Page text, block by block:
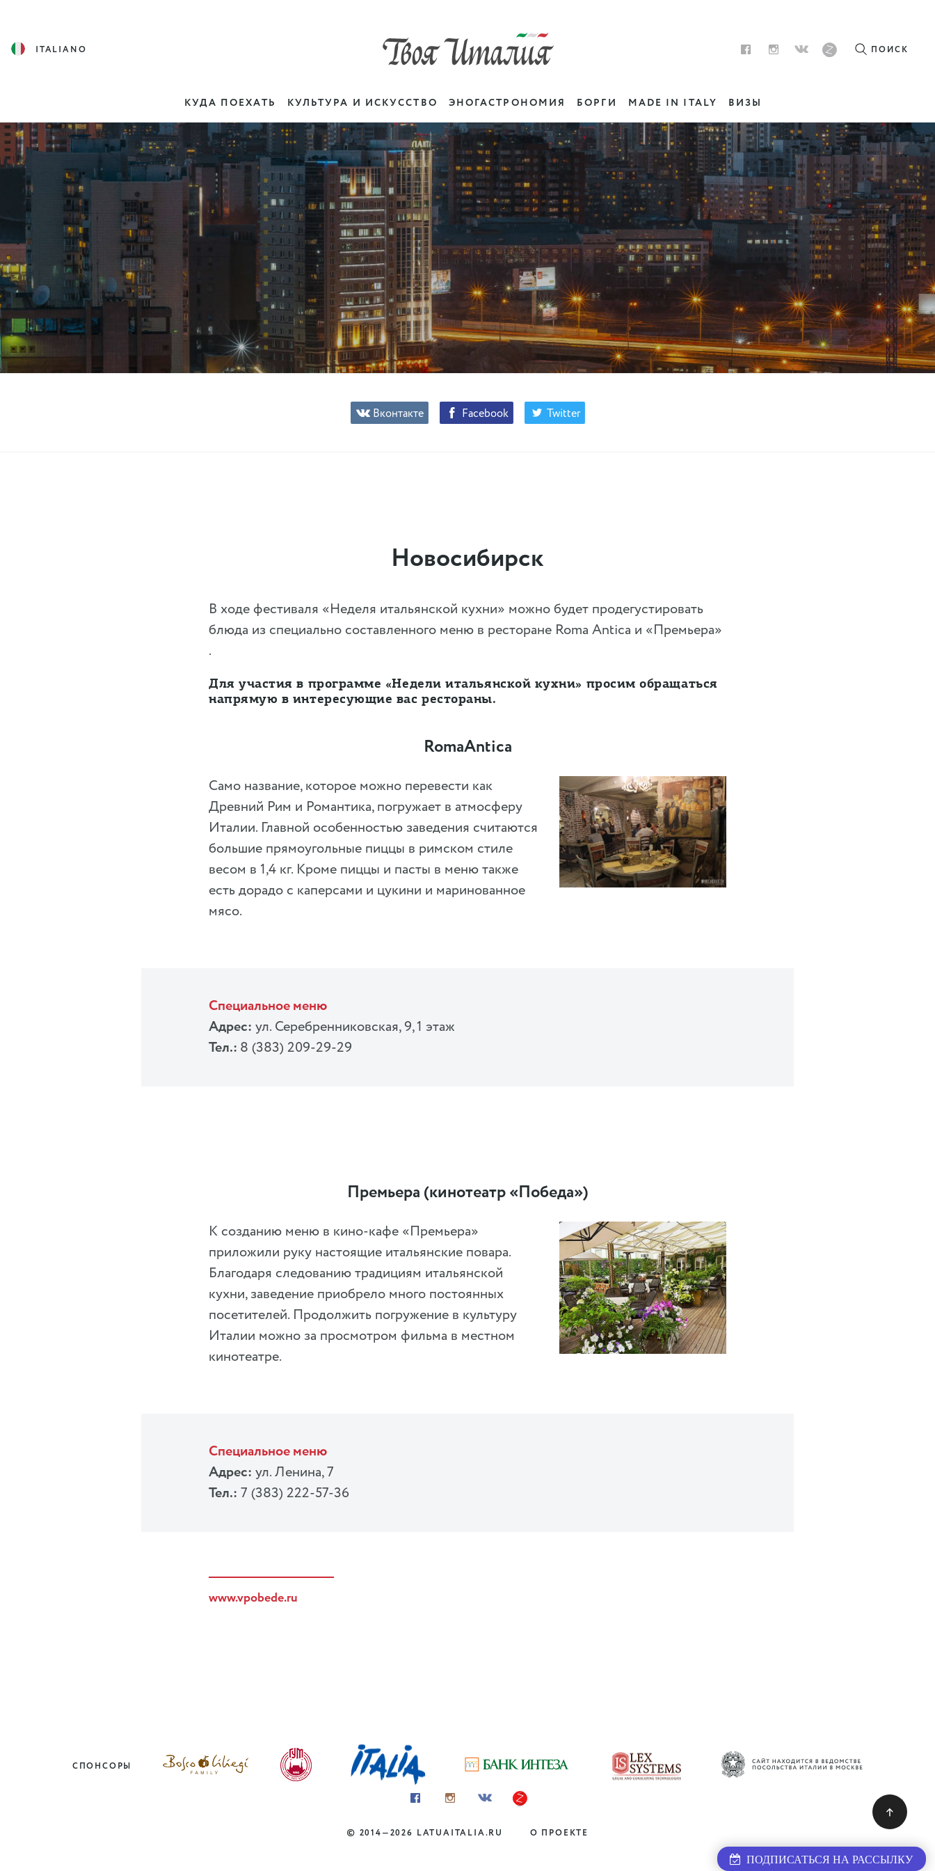
ITALIANO ПОИСК
КУДА ПОЕХАТЬ КУЛЬТУРА И ИСКУССТВО ЭНОГАСТРОНОМИЯ БОРГИ MADE IN ITALY ВИЗЫ
Новосибирск
Вконтакте Facebook Twitter
Новосибирск
В ходе фестиваля «Неделя итальянской кухни» можно будет продегустировать
блюда из специально составленного меню в ресторане Roma Antica и «Премьера»
.
Для участия в программе «Недели итальянской кухни» просим обращаться
напрямую в интересующие вас рестораны.
RomaAntica
Само название, которое можно перевести как
Древний Рим и Романтика, погружает в атмосферу
Италии. Главной особенностью заведения считаются
большие прямоугольные пиццы в римском стиле
весом в 1,4 кг. Кроме пиццы и пасты в меню также
есть дорадо с каперсами и цукини и маринованное
мясо.
Специальное меню
Адрес: ул. Серебренниковская, 9, 1 этаж
Тел.: 8 (383) 209-29-29
Премьера (кинотеатр «Победа»)
К созданию меню в кино-кафе «Премьера»
приложили руку настоящие итальянские повара.
Благодаря следованию традициям итальянской
кухни, заведение приобрело много постоянных
посетителей. Продолжить погружение в культуру
Италии можно за просмотром фильма в местном
кинотеатре.
Специальное меню
Адрес: ул. Ленина, 7
Тел.: 7 (383) 222-57-36
www.vpobede.ru
СПОНСОРЫ
© 2014—2026 LATUAITALIA.RU О ПРОЕКТЕ
ПОДПИСАТЬСЯ НА РАССЫЛКУ